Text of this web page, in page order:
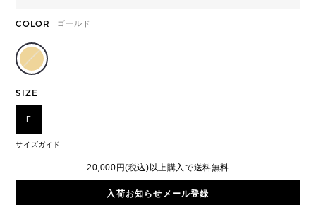
COLOR ゴールド
SIZE
F
サイズガイド
20,000円(税込)以上購入で送料無料
入荷お知らせメール登録